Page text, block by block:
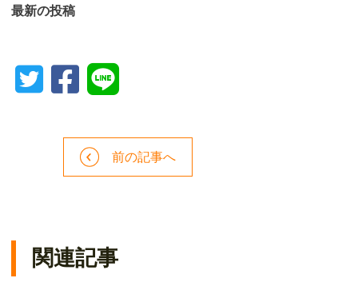
最新の投稿
前の記事へ
関連記事